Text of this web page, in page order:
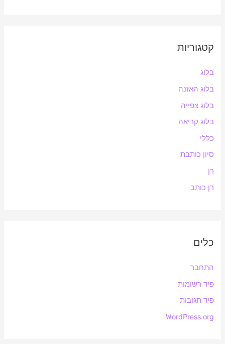
קטגוריות
בלוג
בלוג האזנה
בלוג צפייה
בלוג קריאה
כללי
סיון כותבת
רן
רן כותב
כלים
התחבר
פיד רשומות
פיד תגובות
WordPress.org